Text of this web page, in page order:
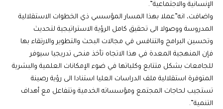
الإنسانية والاجتماعية”.
واضافت، انه”عملا بهذا المسار المؤسسي ذي الخطوات الاستقلالية
المدروسة ووصولا الى تحقيق كامل الرؤية الاستراتيجية لتحديث
وتحسين البرامج والتنافس في مجالات البحث والتطوير والارتقاء بها
فإن المنهجية المعدة في هذا الاتجاه تأخذ منحى تدريجيا سيوفر
للجامعات بشكل متتابع وكلياتها في ضوء الإمكانات العلمية والبشرية
المتوفرة استقلالية ملف الدراسات العليا استنادا الى رؤية رصينة
تستجيب لحاجات المجتمع ومؤسساته الخدمية وتتفاعل مع أهداف
التنمية”.